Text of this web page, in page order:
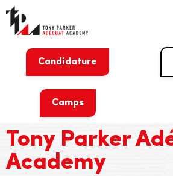
Candidature
Camps
Tony Parker
Academy